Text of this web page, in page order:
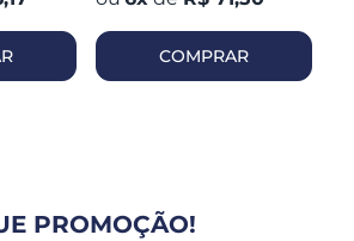
COMPRAR
PROMOÇÃO!